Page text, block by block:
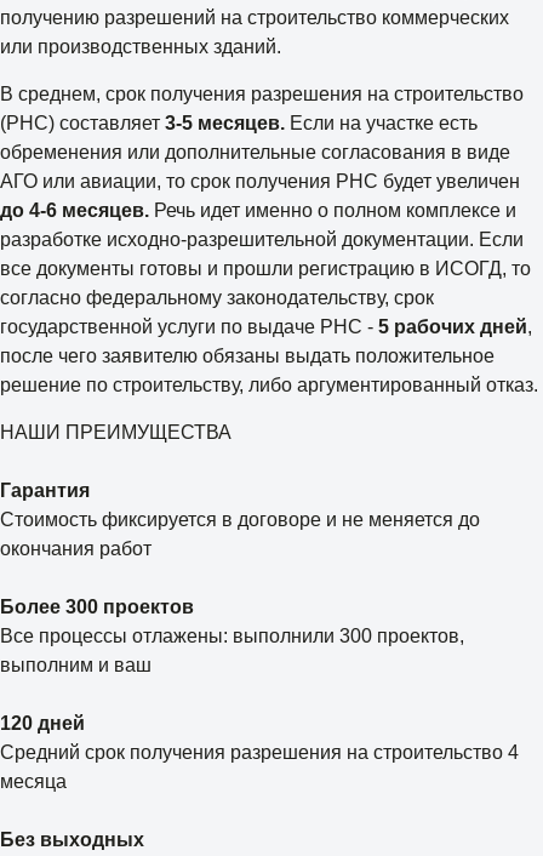
получению разрешений на строительство коммерческих
или производственных зданий.
В среднем, срок получения разрешения на строительство
(РНС) составляет 3-5 месяцев. Если на участке есть
обременения или дополнительные согласования в виде
АГО или авиации, то срок получения РНС будет увеличен
до 4-6 месяцев. Речь идет именно о полном комплексе и
разработке исходно-разрешительной документации. Если
все документы готовы и прошли регистрацию в ИСОГД, то
согласно федеральному законодательству, срок
государственной услуги по выдаче РНС - 5 рабочих дней,
после чего заявителю обязаны выдать положительное
решение по строительству, либо аргументированный отказ.
НАШИ ПРЕИМУЩЕСТВА
Гарантия
Стоимость фиксируется в договоре и не меняется до
окончания работ
Более 300 проектов
Все процессы отлажены: выполнили 300 проектов,
выполним и ваш
120 дней
Средний срок получения разрешения на строительство 4
месяца
Без выходных